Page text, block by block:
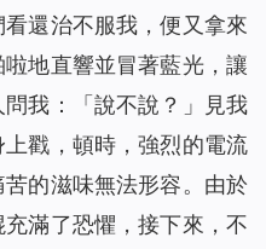
還治不服我，便又拿來
地直響並冒著藍光，讓
我：「說不說？」見我
戳，頓時，強烈的電流
的滋味無法形容。由於
滿了恐懼，接下來，不